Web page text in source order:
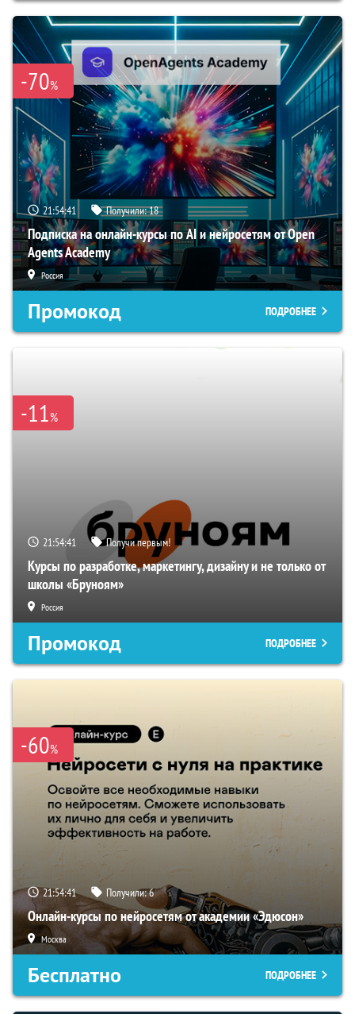
-70%
21:54:40 Получили:18
Подписка на онлайн-курсы по AI и нейросетям от Open
Agents Academy
Россия
Промокод ПОДРОБНЕЕ
-11%
21:54:40 Получи первым!
Курсы по разработке, маркетингу, дизайну и не только от
школы «Бруноям»
Россия
Промокод ПОДРОБНЕЕ
-60%
21:54:40 Получили:6
Онлайн-курсы по нейросетям от академии «Эдюсон»
Москва
Бесплатно ПОДРОБНЕЕ